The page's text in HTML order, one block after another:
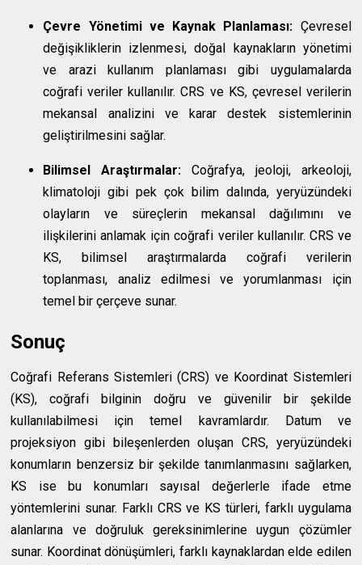
Çevre Yönetimi ve Kaynak Planlaması: Çevresel
değişikliklerin izlenmesi, doğal kaynakların yönetimi
ve arazi kullanım planlaması gibi uygulamalarda
coğrafi veriler kullanılır. CRS ve KS, çevresel verilerin
mekansal analizini ve karar destek sistemlerinin
geliştirilmesini sağlar.
Bilimsel Araştırmalar: Coğrafya, jeoloji, arkeoloji,
klimatoloji gibi pek çok bilim dalında, yeryüzündeki
olayların ve süreçlerin mekansal dağılımını ve
ilişkilerini anlamak için coğrafi veriler kullanılır. CRS ve
KS, bilimsel araştırmalarda coğrafi verilerin
toplanması, analiz edilmesi ve yorumlanması için
temel bir çerçeve sunar.
Sonuç
Coğrafi Referans Sistemleri (CRS) ve Koordinat Sistemleri
(KS), coğrafi bilginin doğru ve güvenilir bir şekilde
kullanılabilmesi için temel kavramlardır. Datum ve
projeksiyon gibi bileşenlerden oluşan CRS, yeryüzündeki
konumların benzersiz bir şekilde tanımlanmasını sağlarken,
KS ise bu konumları sayısal değerlerle ifade etme
yöntemlerini sunar. Farklı CRS ve KS türleri, farklı uygulama
alanlarına ve doğruluk gereksinimlerine uygun çözümler
sunar. Koordinat dönüşümleri, farklı kaynaklardan elde edilen